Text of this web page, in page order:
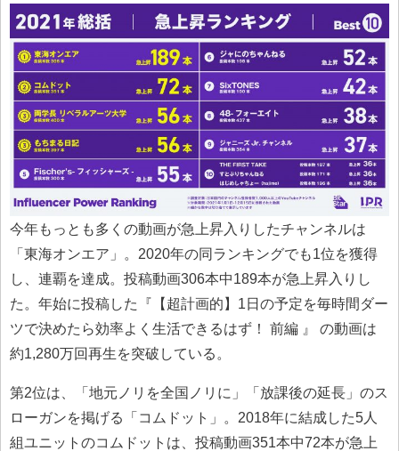
今年もっとも多くの動画が急上昇入りしたチャンネルは
「東海オンエア」。2020年の同ランキングでも1位を獲得
し、連覇を達成。投稿動画306本中189本が急上昇入りし
た。年始に投稿した『【超計画的】1日の予定を毎時間ダー
ツで決めたら効率よく生活できるはず！ 前編 』 の動画は
約1,280万回再生を突破している。
第2位は、「地元ノリを全国ノリに」「放課後の延長」のス
ローガンを掲げる「コムドット」。2018年に結成した5人
組ユニットのコムドットは、投稿動画351本中72本が急上